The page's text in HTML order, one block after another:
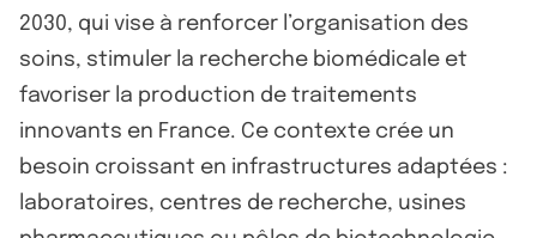
2030, qui vise à renforcer l’organisation des
soins, stimuler la recherche biomédicale et
favoriser la production de traitements
innovants en France. Ce contexte crée un
besoin croissant en infrastructures adaptées :
laboratoires, centres de recherche, usines